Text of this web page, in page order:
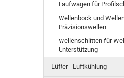
Laufwagen für
Wellenbock und
Präzisionswellen
Wellenschlitten für
Unterstützung
Lüfter - Luftkühlung